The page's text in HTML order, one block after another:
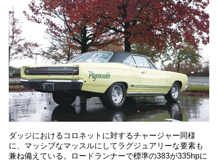
ダッジにおけるコロネットに対するチャージャー同様
に、マッシブなマッスルにしてラグジュアリーな要素も
兼ね備えている。ロードランナーで標準の383が335hpに